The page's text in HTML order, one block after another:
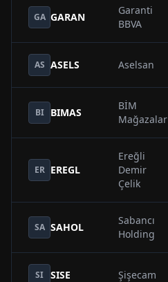
GA GARAN
Garanti
BBVA
AS ASELS Aselsan
BI BIMAS
BİM
Mağazalar
ER EREGL
Ereğli
Demir
Çelik
SA SAHOL
Sabancı
Holding
SI SISE Şişecam